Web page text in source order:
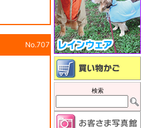
No.707
検索